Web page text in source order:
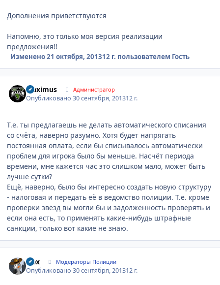
Дополнения приветствуются
Напомню, это только моя версия реализации
предложения!!
Изменено21 октября, 201312 г. пользователем Гость
Maximus Администратор
Опубликовано30 сентября, 201312 г.
Т.е. ты предлагаешь не делать автоматического списания
со счёта, наверно разумно. Хотя будет напрягать
постоянная оплата, если бы списывалось автоматически
проблем для игрока было бы меньше. Насчёт периода
времени, мне кажется час это слишком мало, может быть
лучше сутки?
Ещё, наверно, было бы интересно создать новую структуру
- налоговая и передать её в ведомство полиции. Т.е. кроме
проверки звёзд вы могли бы и задолженность проверять и
если она есть, то применять какие-нибудь штрафные
санкции, только вот какие не знаю.
wex Модераторы Полиции
Опубликовано30 сентября, 201312 г.